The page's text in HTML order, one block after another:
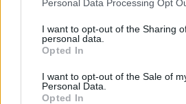
not limited to your visit or usage
grant or deny consent to Google and
use your data for below specified
consent section.
Personal Data Processing Opt
I want to opt-out of the Sharing
personal data.
Opted In
I want to opt-out of the Sale of
Personal Data.
Opted In
mérföldköve a
árnyékában?